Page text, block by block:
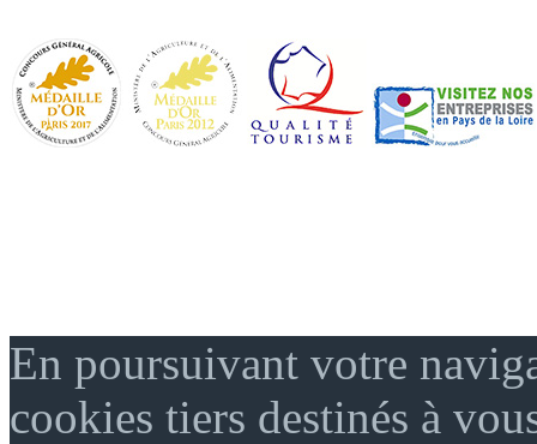
En poursuivant votre
cookies tiers destinés à